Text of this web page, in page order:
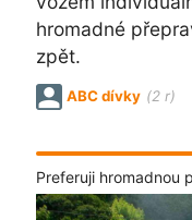
hromadné
zpět.
ABC dívky (2 r)
Preferuji hromadnou